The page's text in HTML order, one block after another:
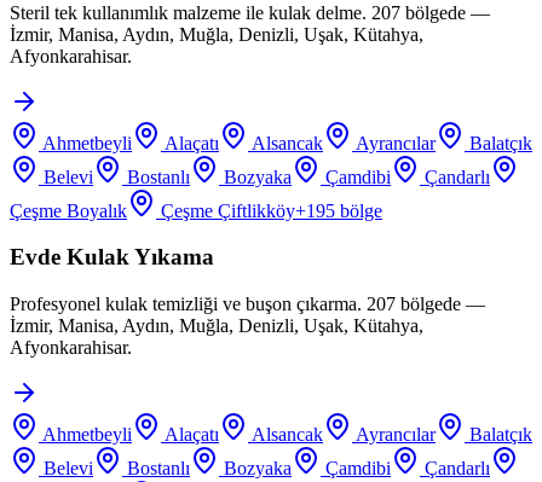
Steril tek kullanımlık malzeme ile kulak delme. 207 bölgede —
İzmir, Manisa, Aydın, Muğla, Denizli, Uşak, Kütahya,
Afyonkarahisar.
Ahmetbeyli Alaçatı Alsancak Ayrancılar
Balatçık
Belevi
Bostanlı Bozyaka Çamdibi
Çandarlı
Çeşme Boyalık
Çeşme Çiftlikköy+195 bölge
Evde Kulak Yıkama
Profesyonel kulak temizliği ve buşon çıkarma. 207 bölgede —
İzmir, Manisa, Aydın, Muğla, Denizli, Uşak, Kütahya,
Afyonkarahisar.
Ahmetbeyli Alaçatı Alsancak Ayrancılar
Balatçık
Belevi
Bostanlı Bozyaka Çamdibi
Çandarlı